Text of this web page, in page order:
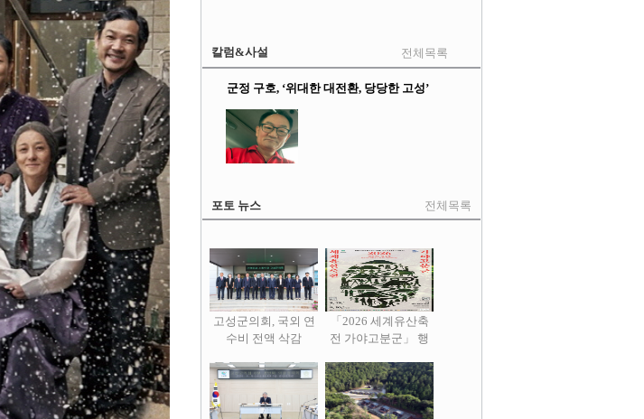
칼럼&사설 전체목록
군정 구호, ‘위대한 대전환, 당당한 고성’
포토 뉴스 전체목록
고성군의회, 국외 연
수비 전액 삭감
「2026 세계유산축
전 가야고분군」 행